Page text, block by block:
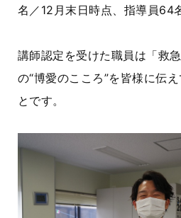
名／12月末日時点、指導員64
講師認定を受けた職員は「救
の“博愛のこころ”を皆様に伝
とです。